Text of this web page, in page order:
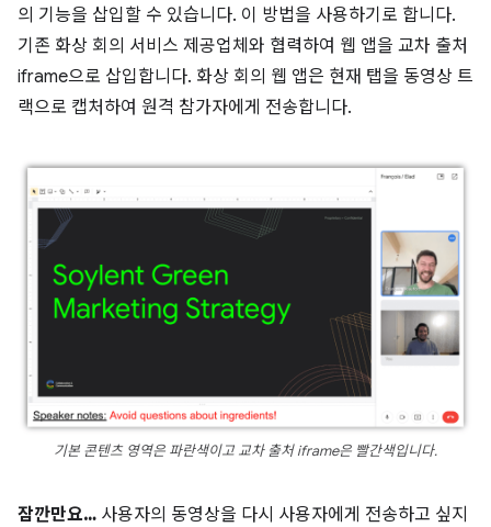
의 기능을 삽입할 수 있습니다. 이 방법을 사용하기로 합니다.
기존 화상 회의 서비스 제공업체와 협력하여 웹 앱을 교차 출처
iframe으로 삽입합니다. 화상 회의 웹 앱은 현재 탭을 동영상 트
랙으로 캡처하여 원격 참가자에게 전송합니다.
기본 콘텐츠 영역은 파란색이고 교차 출처 iframe은 빨간색입니다.
잠깐만요… 사용자의 동영상을 다시 사용자에게 전송하고 싶지